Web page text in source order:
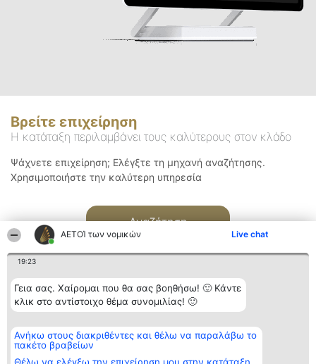
ΑΕΤΟΊ των νομικών Live chat
19:23
Γεια σας. Χαίρομαι που θα σας βοηθήσω! 🙂 Κάντε
κλικ στο αντίστοιχο θέμα συνομιλίας! 🙂
Ανήκω στους διακριθέντες και θέλω να παραλάβω το
πακέτο βραβείων
Βρείτε επιχείρηση
Η κατάταξη περιλαμβάνει τους καλύτερους στον κλάδο
Ψάχνετε επιχείρηση; Ελέγξτε τη μηχανή αναζήτησης.
Χρησιμοποιήστε την καλύτερη υπηρεσία
Αναζήτηση
Διοργανωτής της
κατάταξης
BEAUTIFUL COMPANY
Κατάταξη
Διακριθέντες
των
Επικοινωνία
Επικοινωνία